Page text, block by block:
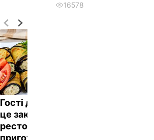
Гості думають, що
це закуска з
ресторану. Як
приготувати ніжні
16578